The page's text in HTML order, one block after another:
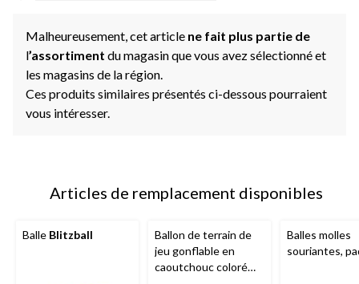
Malheureusement, cet article ne fait plus partie de
l’assortiment du magasin que vous avez sélectionné et
les magasins de la région.
Ces produits similaires présentés ci-dessous pourraient
vous intéresser.
Articles de remplacement disponibles
Balle Blitzball
Ballon de terrain de
jeu gonflable en
caoutchouc coloré
Balles molles
souriantes,